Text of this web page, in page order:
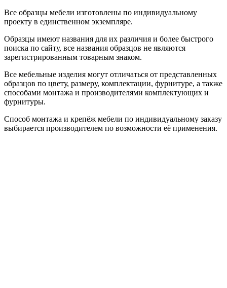
Все образцы мебели изготовлены по индивидуальному
проекту в единственном экземпляре.
Образцы имеют названия для их различия и более быстрого
поиска по сайту, все названия образцов не являются
зарегистрированным товарным знаком.
Все мебельные изделия могут отличаться от представленных
образцов по цвету, размеру, комплектации, фурнитуре, а также
способами монтажа и производителями комплектующих и
фурнитуры.
Способ монтажа и крепёж мебели по индивидуальному заказу
выбирается производителем по возможности её применения.